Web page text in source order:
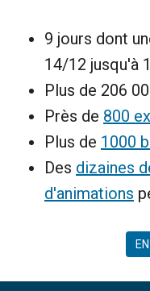
9 jours dont
14/12 jusqu'à
Plus de 206
Près de 800
Plus de 1000
Des dizaines
d'animations